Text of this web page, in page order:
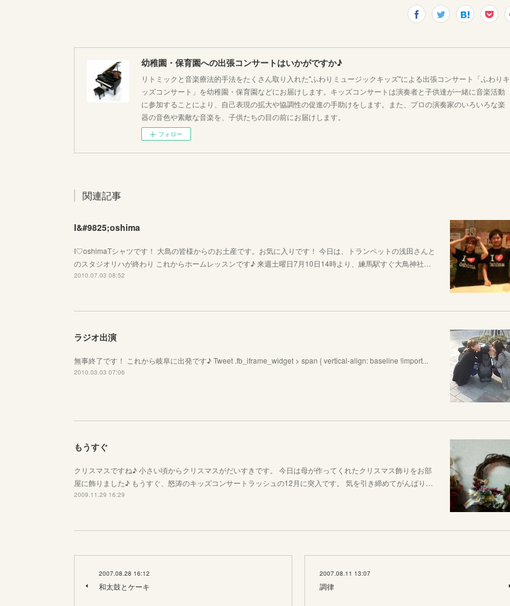
幼稚園・保育園への出張コンサートはいかがですか♪
リトミックと音楽療法的手法をたくさん取り入れた"ふわりミュージックキッズ"による出張コンサート「ふわりキ
ッズコンサート」を幼稚園・保育園などにお届けします。キッズコンサートは演奏者と子供達が一緒に音楽活動
に参加することにより、自己表現の拡大や協調性の促進の手助けをします。また、プロの演奏家のいろいろな楽
器の音色や素敵な音楽を、子供たちの目の前にお届けします。
フォロー
関連記事
I&#9825;oshima
I♡oshimaTシャツです！ 大島の皆様からのお土産です。お気に入りです！ 今日は、トランペットの浅田さんと
のスタジオリハが終わり これからホームレッスンです♪ 来週土曜日7月10日14時より、練馬駅すぐ大鳥神社…
2010.07.03 08:52
ラジオ出演
無事終了です！ これから岐阜に出発です♪ Tweet .fb_iframe_widget > span { vertical-align: baseline !import...
2010.03.03 07:06
もうすぐ
クリスマスですね♪ 小さい頃からクリスマスがだいすきです。 今日は母が作ってくれたクリスマス飾りをお部
屋に飾りました♪ もうすぐ、怒涛のキッズコンサートラッシュの12月に突入です。 気を引き締めてがんばり…
2009.11.29 16:29
2007.08.28 16:12
和太鼓とケーキ
2007.08.11 13:07
調律